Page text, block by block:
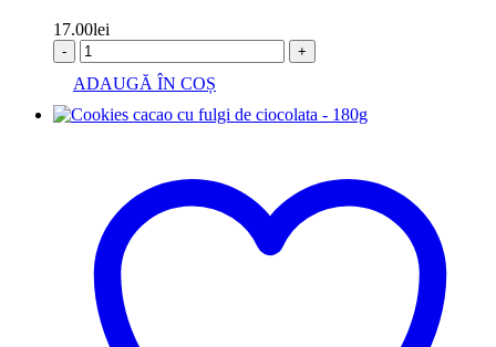
17.00lei
- +
ADAUGĂ ÎN COȘ